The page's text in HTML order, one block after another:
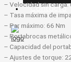
Contacto
X
– Velocidad sin
– Tasa máxima de
– Par máximo: 66 Nm
– Portabrocas
– Capacidad del
– Ajustes de torque: